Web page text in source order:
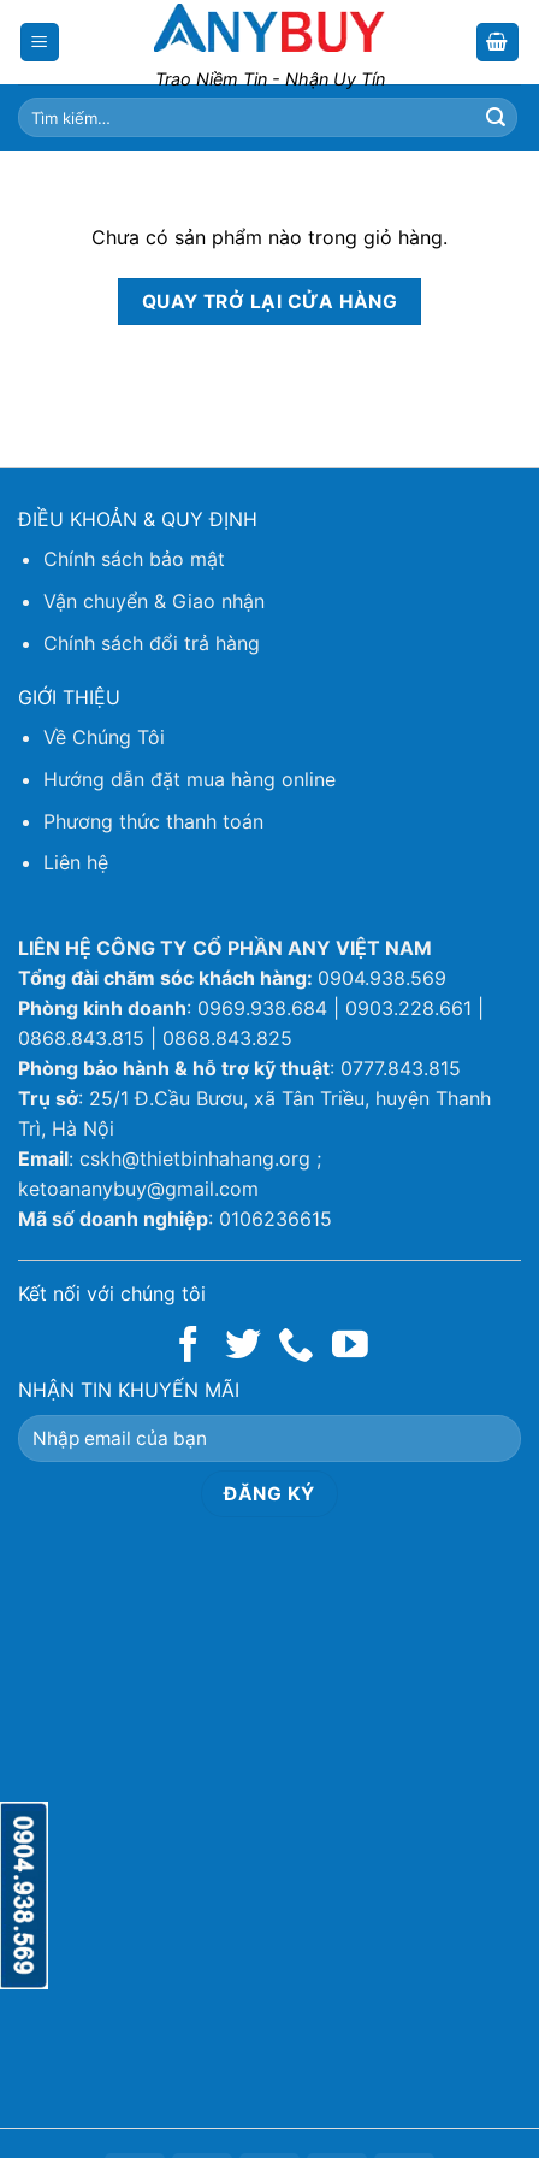
Trao Niềm Tin - Nhận Uy Tín
Tìm
kiếm:
Chưa có sản phẩm nào trong giỏ hàng.
QUAY TRỞ LẠI CỬA HÀNG
ĐIỀU KHOẢN & QUY ĐỊNH
Chính sách bảo mật
Vận chuyển & Giao nhận
Chính sách đổi trả hàng
GIỚI THIỆU
Về Chúng Tôi
Hướng dẫn đặt mua hàng online
Phương thức thanh toán
Liên hệ
LIÊN HỆ CÔNG TY CỔ PHẦN ANY VIỆT NAM
Tổng đài chăm sóc khách hàng: 0904.938.569
Phòng kinh doanh: 0969.938.684 | 0903.228.661 |
0868.843.815 | 0868.843.825
Phòng bảo hành & hỗ trợ kỹ thuật: 0777.843.815
Trụ sở: 25/1 Đ.Cầu Bươu, xã Tân Triều, huyện Thanh
Trì, Hà Nội
Email: cskh@thietbinhahang.org ;
ketoananybuy@gmail.com
Mã số doanh nghiệp: 0106236615
Kết nối với chúng tôi
NHẬN TIN KHUYẾN MÃI